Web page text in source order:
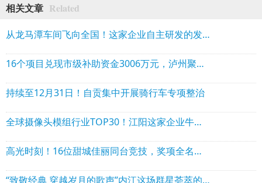
相关文章 Related
从龙马潭车间飞向全国！这家企业自主研发的发动机亮相全国展会
16个项目兑现市级补助资金3006万元，泸州聚焦工业领域大规模设备更新
持续至12月31日！自贡集中开展骑行车专项整治
全球摄像头模组行业TOP30！江阳这家企业牛在哪？
高光时刻！16位甜城佳丽同台竞技，奖项全名单公布
“致敬经典 穿越岁月的歌声”内江这场群星荟萃的演唱会即将开唱